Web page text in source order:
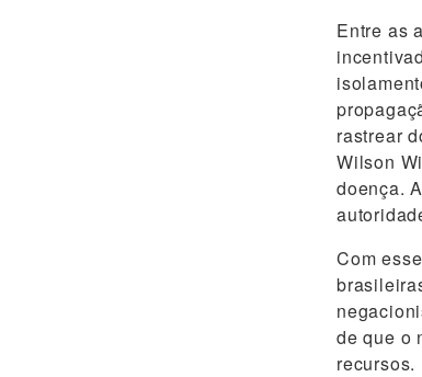
Entre as
rastrear
Wilson
doença.
Com
de que o
recursos.